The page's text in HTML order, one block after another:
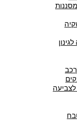
לצביעה